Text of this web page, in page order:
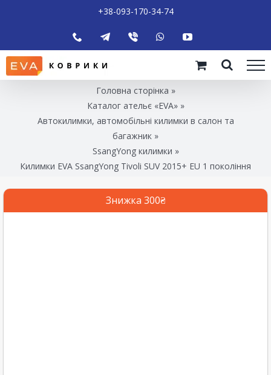
+38-093-170-34-74
Головна сторінка »
Каталог ательє «EVA»»
Автокилимки, автомобільні килимки в салон та
багажник »
SsangYong килимки »
Килимки EVA SsangYong Tivoli SUV 2015+ EU 1 покоління
Знижка 300₴